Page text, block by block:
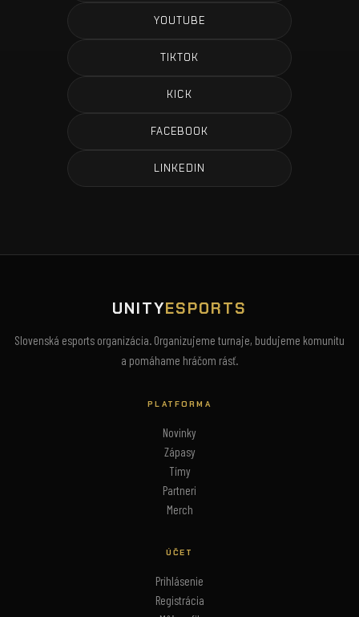
YOUTUBE
TIKTOK
KICK
FACEBOOK
LINKEDIN
UNITYESPORTS
Slovenská esports organizácia. Organizujeme turnaje, budujeme komunitu
a pomáhame hráčom rásť.
PLATFORMA
Novinky
Zápasy
Tímy
Partneri
Merch
ÚČET
Prihlásenie
Registrácia